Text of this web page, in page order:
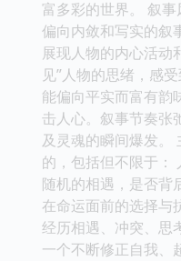
富多彩的世界。 叙
偏向内敛和写实的叙
展现人物的内心活动
见”人物的思绪，感
能偏向平实而富有韵
击人心。叙事节奏张
及灵魂的瞬间爆发。
的，包括但不限于：
随机的相遇，是否背
在命运面前的选择与
经历相遇、冲突、思
一个不断修正自我、